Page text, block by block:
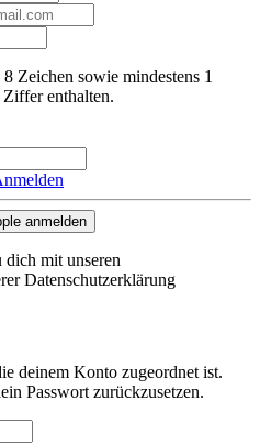
Zeichen sowie mindestens 1
enthalten.
anmelden
mit unseren
Datenschutzerklärung
deinem Konto zugeordnet ist.
Passwort zurückzusetzen.